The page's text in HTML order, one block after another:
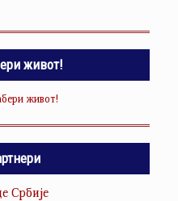
живот!
Србије